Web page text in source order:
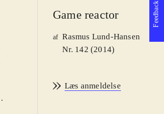
Game reactor
af Rasmus Lund-Hansen
Nr. 142 (2014)
Læs anmeldelse
Feedback